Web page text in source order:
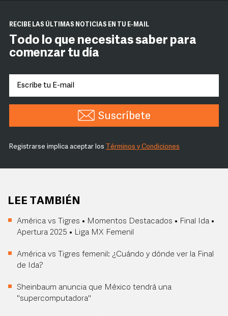
RECIBE LAS ÚLTIMAS NOTICIAS EN TU E-MAIL
Todo lo que necesitas saber para
comenzar tu día
Suscríbete
Registrarse implica aceptar los Términos y Condiciones
LEE TAMBIÉN
América vs Tigres • Momentos Destacados • Final Ida •
Apertura 2025 • Liga MX Femenil
América vs Tigres femenil: ¿Cuándo y dónde ver la Final
de Ida?
Sheinbaum anuncia que México tendrá una
"supercomputadora"